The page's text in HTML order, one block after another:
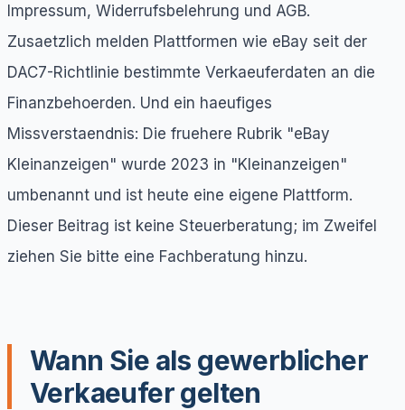
Impressum, Widerrufsbelehrung und AGB.
Zusaetzlich melden Plattformen wie eBay seit der
DAC7-Richtlinie bestimmte Verkaeuferdaten an die
Finanzbehoerden. Und ein haeufiges
Missverstaendnis: Die fruehere Rubrik "eBay
Kleinanzeigen" wurde 2023 in "Kleinanzeigen"
umbenannt und ist heute eine eigene Plattform.
Dieser Beitrag ist keine Steuerberatung; im Zweifel
ziehen Sie bitte eine Fachberatung hinzu.
Wann Sie als gewerblicher
Verkaeufer gelten